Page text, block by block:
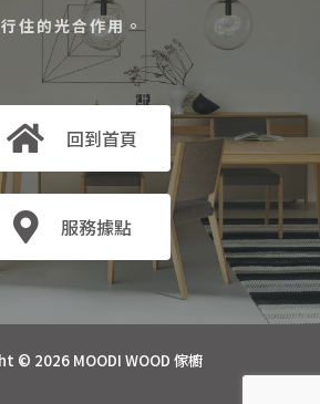
行住的光合作用。
回到首頁
服務據點
© 2026 MOODI WOOD 傢櫥